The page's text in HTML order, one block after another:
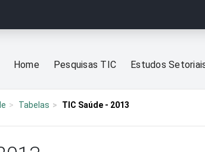
Home Pesquisas TIC Estudos
Tabelas TIC Saúde - 2013